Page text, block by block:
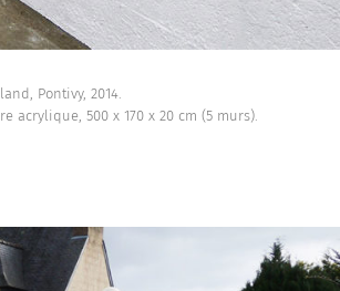
Pontivy, 2014.
acrylique, 500 x 170 x 20 cm (5 murs).